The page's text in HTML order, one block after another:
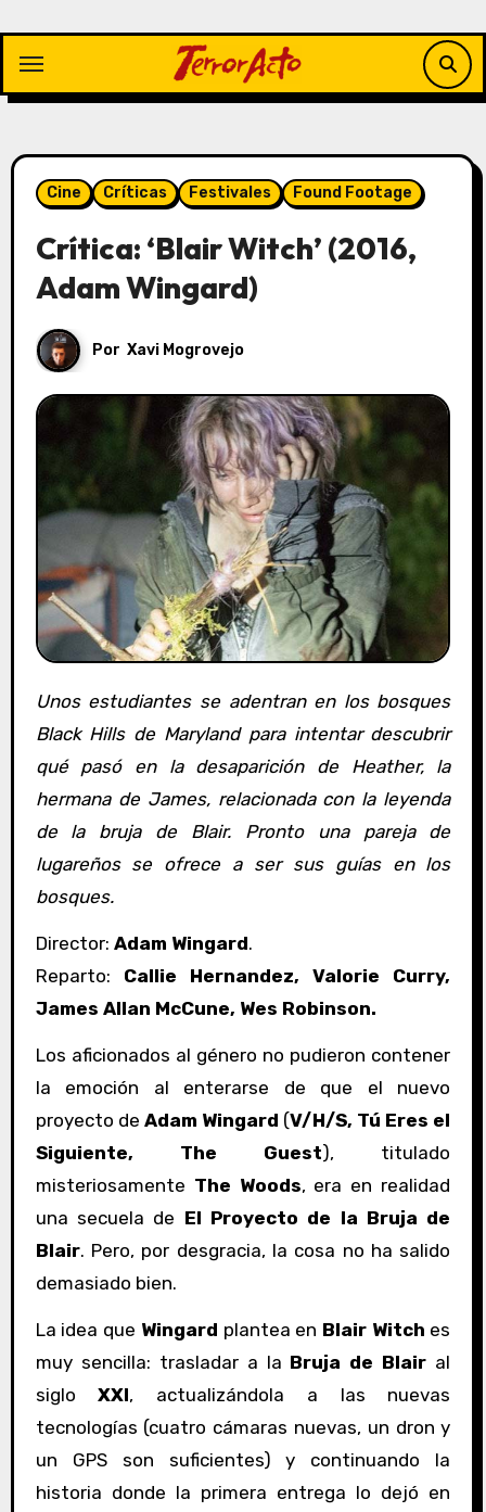
contenido
Cine Críticas Festivales Found Footage
Crítica: ‘Blair Witch’ (2016,
Adam Wingard)
Por Xavi Mogrovejo
Unos estudiantes se adentran en los bosques
Black Hills de Maryland para intentar descubrir
qué pasó en la desaparición de Heather, la
hermana de James, relacionada con la leyenda
de la bruja de Blair. Pronto una pareja de
lugareños se ofrece a ser sus guías en los
bosques.
Director: Adam Wingard.
Reparto: Callie Hernandez, Valorie Curry,
James Allan McCune, Wes Robinson.
Los aficionados al género no pudieron contener
la emoción al enterarse de que el nuevo
proyecto de Adam Wingard (V/H/S, Tú Eres el
Siguiente, The Guest), titulado
misteriosamente The Woods, era en realidad
una secuela de El Proyecto de la Bruja de
Blair. Pero, por desgracia, la cosa no ha salido
demasiado bien.
La idea que Wingard plantea en Blair Witch es
muy sencilla: trasladar a la Bruja de Blair al
sigloXXI, actualizándola a las nuevas
tecnologías (cuatro cámaras nuevas, un dron y
un GPS son suficientes) y continuando la
historia donde la primera entrega lo dejó en